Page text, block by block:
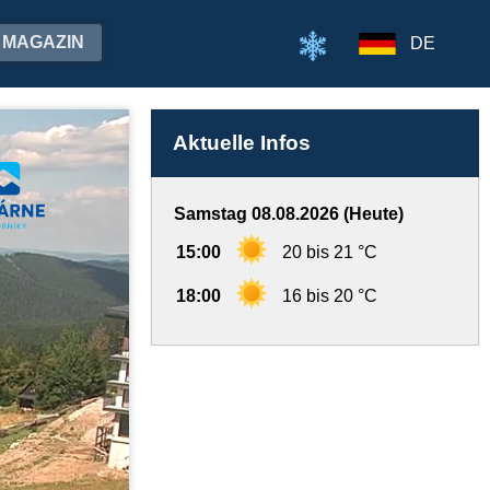
MAGAZIN DE
Aktuelle Infos
Samstag 08.08.2026 (Heute)
15:00 20 bis 21 °C
18:00 16 bis 20 °C